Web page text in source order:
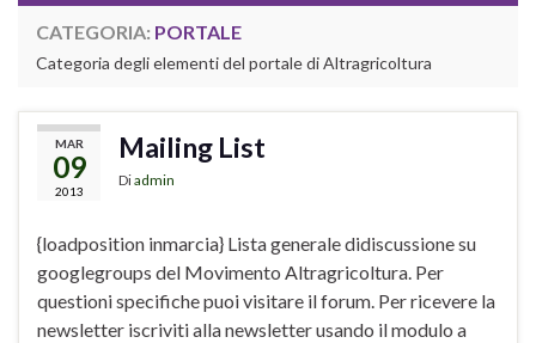
CATEGORIA: PORTALE
Categoria degli elementi del portale di Altragricoltura
MAR
09
2013
Mailing List
Diadmin
{loadposition inmarcia} Lista generale didiscussione su
googlegroups del Movimento Altragricoltura. Per
questioni specifiche puoi visitare il forum. Per ricevere la
newsletter iscriviti alla newsletter usando il modulo a